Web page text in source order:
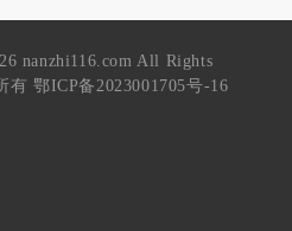
nanzhi116.com All Rights
有 鄂ICP备2023001705号-16